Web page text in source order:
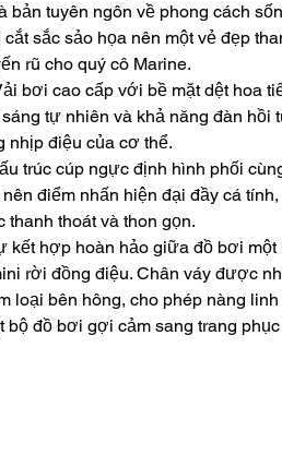
bản tuyên ngôn về phong cách
sắc sảo họa nên một vẻ đẹp
rũ cho quý cô Marine.
bơi cao cấp với bề mặt dệt hoa
tự nhiên và khả năng đàn hồi
nhịp điệu của cơ thể.
trúc cúp ngực định hình phối
điểm nhấn hiện đại đầy cá
thanh thoát và thon gọn.
kết hợp hoàn hảo giữa đồ bơi một
rời đồng điệu. Chân váy được
loại bên hông, cho phép nàng
bộ đồ bơi gợi cảm sang trang